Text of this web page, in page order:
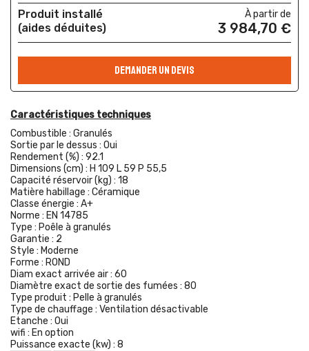
Produit installé
(aides déduites)
À partir de
3 984,70 €
DEMANDER UN DEVIS
Caractéristiques techniques
Combustible : Granulés
Sortie par le dessus : Oui
Rendement (%) : 92.1
Dimensions (cm) : H 109 L 59 P 55,5
Capacité réservoir (kg) : 18
Matière habillage : Céramique
Classe énergie : A+
Norme : EN 14785
Type : Poêle à granulés
Garantie : 2
Style : Moderne
Forme : ROND
Diam exact arrivée air : 60
Diamètre exact de sortie des fumées : 80
Type produit : Pelle à granulés
Type de chauffage : Ventilation désactivable
Etanche : Oui
wifi : En option
Puissance exacte (kw) : 8